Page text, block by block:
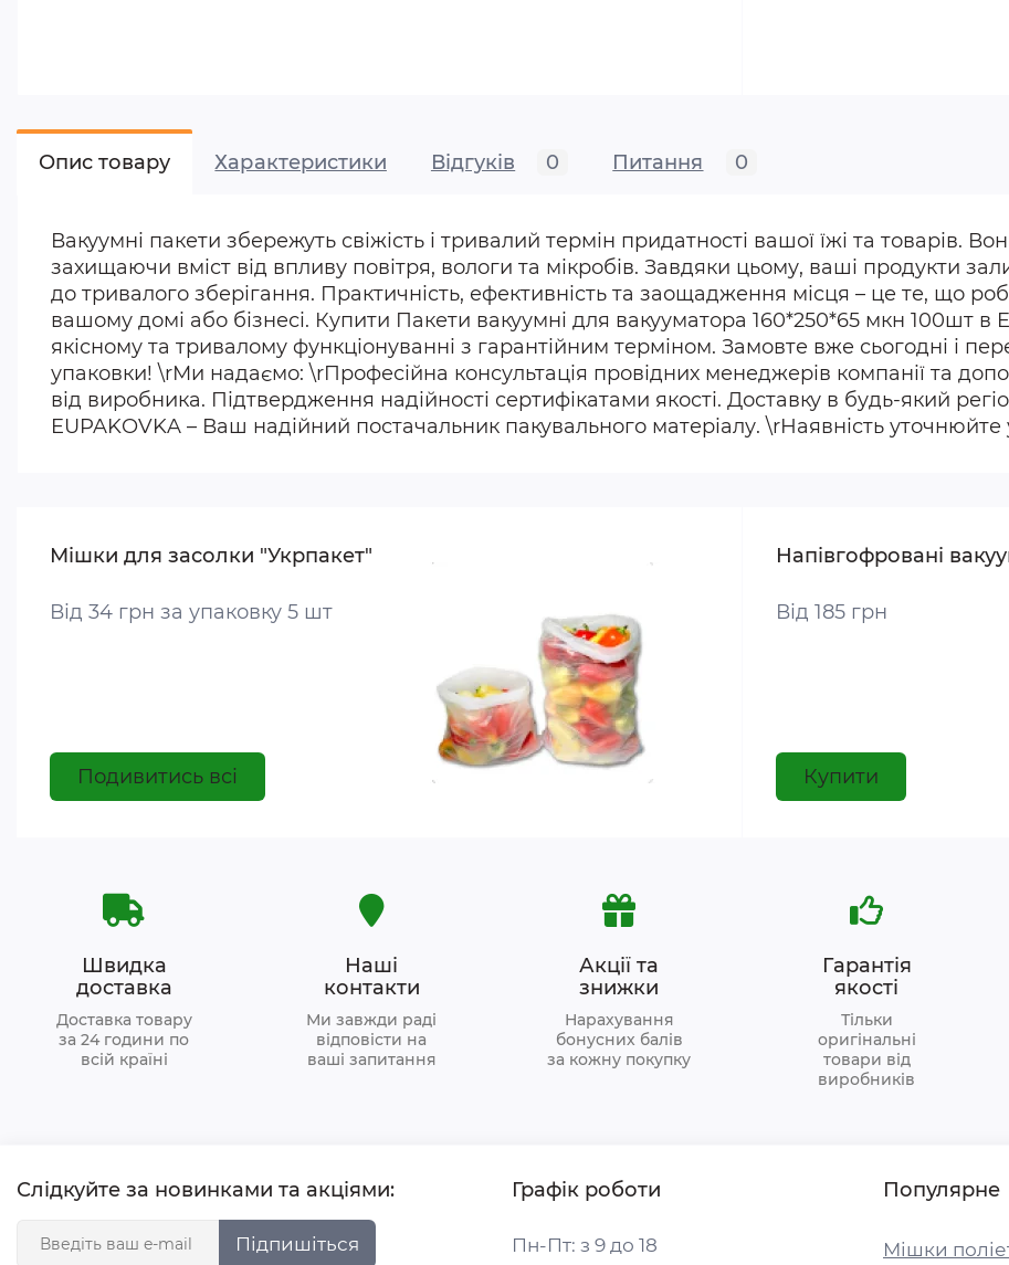
Опис товару Характеристики Відгуків 0 Питання 0
Вакуумні пакети збережуть свіжість і тривалий термін придатності вашої їжі та товарів.
захищаючи вміст від впливу повітря, вологи та мікробів. Завдяки цьому, ваші продукти
до тривалого зберігання. Практичність, ефективність та заощадження місця – це те, що
вашому домі або бізнесі. Купити Пакети вакуумні для вакууматора 160*250*65 мкн 100шт в
якісному та тривалому функціонуванні з гарантійним терміном. Замовте вже сьогодні і
упаковки! \rМи надаємо: \rПрофесійна консультація провідних менеджерів компанії та
від виробника. Підтвердження надійності сертифікатами якості. Доставку в будь-який
EUPAKOVKA – Ваш надійний постачальник пакувального матеріалу. \rНаявність
Мішки для засолки "Укрпакет"
Від 34 грн за упаковку 5 шт
Подивитись всі
Напівгофровані
Від 185 грн
Купити
Швидка
доставка
Доставка товару
за 24 години по
всій країні
Наші
контакти
Ми завжди раді
відповісти на
ваші запитання
Акції та
знижки
Нарахування
бонусних балів
за кожну покупку
Гарантія
якості
Тільки
оригінальні
товари від
виробників
Слідкуйте за новинками та акціями:
Підпишіться
Графік роботи
Пн-Пт: з 9 до 18
Популярне
Мішки